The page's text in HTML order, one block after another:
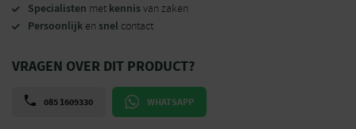
Specialisten met kennisvan zaken
Persoonlijk en snel contact
VRAGEN OVER DIT PRODUCT?
085 1609330 WHATSAPP